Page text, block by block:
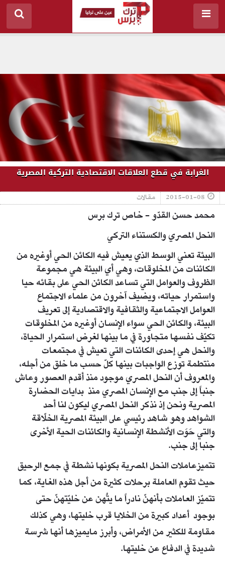
الغرابة في قطع العلاقات الاقتصادية التركية المصرية
2015-01-08 مقالات
محمد حسن القدّو - خاص ترك برس
النحل المصري والكستناء التركي
البيئة تعني الوسط الذي يعيش فيه الكائن الحي أوغيره من
الكائنات من المخلوقات، وهي أي البيئة هي مجموعة
الظروف والعوامل التي تساعد الكائن الحي على بقائه حيا
واستمرار حياته، ويضيف آخرون من علماء الاجتماع
العوامل الاجتماعية والثقافية والاقتصادية إلى تعريف
البيئة، والكائن الحي سواء الإنسان أوغيره من المخلوقات
تكيّف نفسها متجاورة في ما بينها لغرض استمرار الحياة،
والنحل هي إحدى الكائنات التي تعيش في مجتمعات
منتطمة توزع الواجبات بينها كلّ حسب ما خلق من أجله،
والمعروف أن النحل المصري موجود منذ أقدم العصور وعاش
جنباً إلى جنب مع الإنسان المصري منذ بدايات الحضارة
المصرية ونحن إذ نذكر النحل المصري ليكون لنا أحد
الشواهد وهو شاهد رئيسي على البيئة المصرية الخلّاقة
والتي حَوَت الأنشطة الإنسانية والكائنات الحية الأخرى
جنبا إلى جنب.
تتميزعاملات النحل المصرية بكونها نشطة في جمع الرحيق
حيث تقوم العاملة برحلات كثيرة من أجل هذه الغاية، كما
تتميّز العاملات بأنهنّ نادراً ما يتُهن عن خليّتهنّ حتى
بوجود أعداد كبيرة من الخلايا قرب خليتها، وهي كذلك
مقاومة للكثير من الأمراض، وأبرز مايميزها أنها شرسة
شديدة في الدفاع عن خليتها.